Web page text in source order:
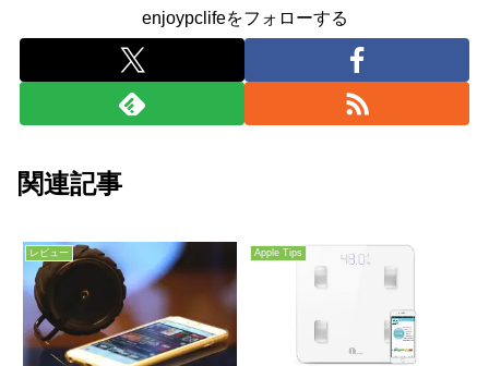
enjoypclifeをフォローする
関連記事
レビュー Apple Tips